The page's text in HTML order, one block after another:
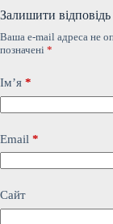
Залишити відповідь
Ваша e-mail адреса не
позначені *
Ім’я *
Email *
Сайт